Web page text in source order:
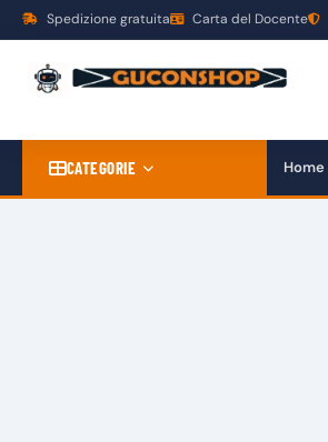
Spedizione gratuita Carta del Docente
CATEGORIE Home